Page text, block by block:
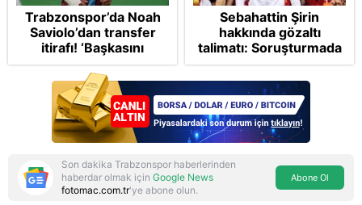
Trabzonspor’da Noah
Saviolo’dan transfer
itirafı! ‘Başkasını
izlemeye geldi’
Sebahattin Şirin
hakkında gözaltı
talimatı: Soruşturmada
4 ayrı suçlama var
Son dakika Trabzonspor haberlerinden
haberdar olmak için Google News
fotomac.com.tr'ye abone olun.
Abone Ol